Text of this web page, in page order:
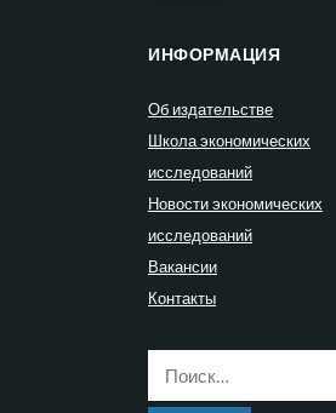
ИНФОРМАЦИЯ
Об издательстве
Школа экономических
исследований
Новости экономических
исследований
Вакансии
Контакты